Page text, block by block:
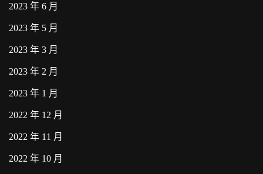
2023 年 6 月
2023 年 5 月
2023 年 3 月
2023 年 2 月
2023 年 1 月
2022 年 12 月
2022 年 11 月
2022 年 10 月